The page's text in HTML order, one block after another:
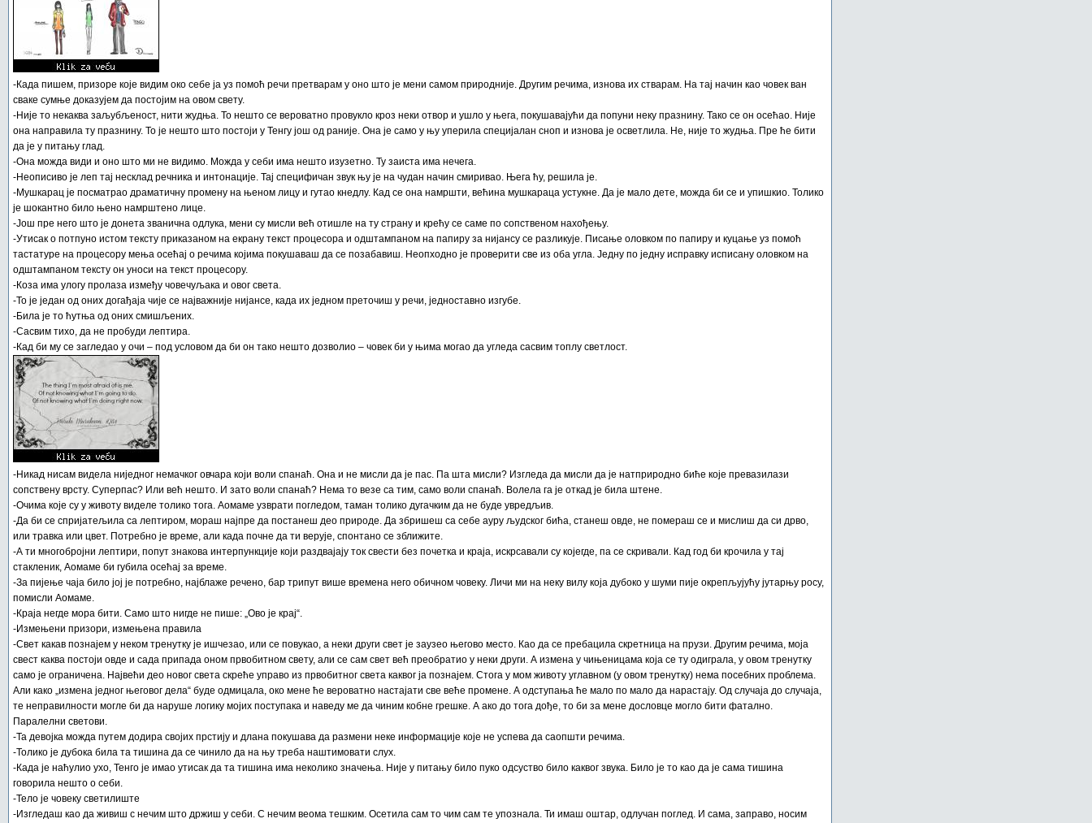
-Када пишем, призоре које видим око себе ја уз помоћ речи претварам у оно што је мени самом природније. Другим речима, изнова их стварам. На тај начин као човек ван
сваке сумње доказујем да постојим на овом свету.
-Није то некаква заљубљеност, нити жудња. То нешто се вероватно провукло кроз неки отвор и ушло у њега, покушавајући да попуни неку празнину. Тако се он осећао. Није
она направила ту празнину. То је нешто што постоји у Тенгу још од раније. Она је само у њу уперила специјалан сноп и изнова је осветлила. Не, није то жудња. Пре ће бити
да је у питању глад.
-Она можда види и оно што ми не видимо. Можда у себи има нешто изузетно. Ту заиста има нечега.
-Неописиво је леп тај несклад речника и интонације. Тај специфичан звук њу је на чудан начин смиривао. Њега ћу, решила је.
-Мушкарац је посматрао драматичну промену на њеном лицу и гутао кнедлу. Кад се она намршти, већина мушкараца устукне. Да је мало дете, можда би се и упишкио. Толико
је шокантно било њено намрштено лице.
-Још пре него што је донета званична одлука, мени су мисли већ отишле на ту страну и крећу се саме по сопственом нахођењу.
-Утисак о потпуно истом тексту приказаном на екрану текст процесора и одштампаном на папиру за нијансу се разликује. Писање оловком по папиру и куцање уз помоћ
тастатуре на процесору мења осећај о речима којима покушаваш да се позабавиш. Неопходно је проверити све из оба угла. Једну по једну исправку исписану оловком на
одштампаном тексту он уноси на текст процесору.
-Коза има улогу пролаза између човечуљака и овог света.
-То је један од оних догађаја чије се најважније нијансе, када их једном преточиш у речи, једноставно изгубе.
-Била је то ћутња од оних смишљених.
-Сасвим тихо, да не пробуди лептира.
-Кад би му се загледао у очи – под условом да би он тако нешто дозволио – човек би у њима могао да угледа сасвим топлу светлост.
-Никад нисам видела ниједног немачког овчара који воли спанаћ. Она и не мисли да је пас. Па шта мисли? Изгледа да мисли да је натприродно биће које превазилази
сопствену врсту. Суперпас? Или већ нешто. И зато воли спанаћ? Нема то везе са тим, само воли спанаћ. Волела га је откад је била штене.
-Очима које су у животу виделе толико тога. Аомаме узврати погледом, таман толико дугачким да не буде увредљив.
-Да би се спријатељила са лептиром, мораш најпре да постанеш део природе. Да збришеш са себе ауру људског бића, станеш овде, не помераш се и мислиш да си дрво,
или травка или цвет. Потребно је време, али када почне да ти верује, спонтано се зближите.
-А ти многобројни лептири, попут знакова интерпункције који раздвајају ток свести без почетка и краја, искрсавали су којегде, па се скривали. Кад год би крочила у тај
стакленик, Аомаме би губила осећај за време.
-За пијење чаја било јој је потребно, најблаже речено, бар трипут више времена него обичном човеку. Личи ми на неку вилу која дубоко у шуми пије окрепљујућу јутарњу росу,
помисли Аомаме.
-Краја негде мора бити. Само што нигде не пише: „Ово је крај“.
-Измењени призори, измењена правила
-Свет какав познајем у неком тренутку је ишчезао, или се повукао, а неки други свет је заузео његово место. Као да се пребацила скретница на прузи. Другим речима, моја
свест каква постоји овде и сада припада оном првобитном свету, али се сам свет већ преобратио у неки други. А измена у чињеницама која се ту одиграла, у овом тренутку
само је ограничена. Највећи део новог света скреће управо из првобитног света каквог ја познајем. Стога у мом животу углавном (у овом тренутку) нема посебних проблема.
Али како „измена једног његовог дела“ буде одмицала, око мене ће вероватно настајати све веће промене. А одступања ће мало по мало да нарастају. Од случаја до случаја,
те неправилности могле би да наруше логику мојих поступака и наведу ме да чиним кобне грешке. А ако до тога дође, то би за мене дословце могло бити фатално.
Паралелни светови.
-Та девојка можда путем додира својих прстију и длана покушава да размени неке информације које не успева да саопшти речима.
-Толико је дубока била та тишина да се чинило да на њу треба наштимовати слух.
-Када је наћулио ухо, Тенго је имао утисак да та тишина има неколико значења. Није у питању било пуко одсуство било каквог звука. Било је то као да је сама тишина
говорила нешто о себи.
-Тело је човеку светилиште
-Изгледаш као да живиш с нечим што држиш у себи. С нечим веома тешким. Осетила сам то чим сам те упознала. Ти имаш оштар, одлучан поглед. И сама, заправо, носим